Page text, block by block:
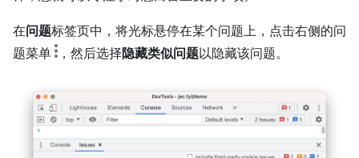
在问题标签页中，将光标悬停在某个问题上，点击右侧的问
题菜单
，然后选择隐藏类似问题以隐藏该问题。